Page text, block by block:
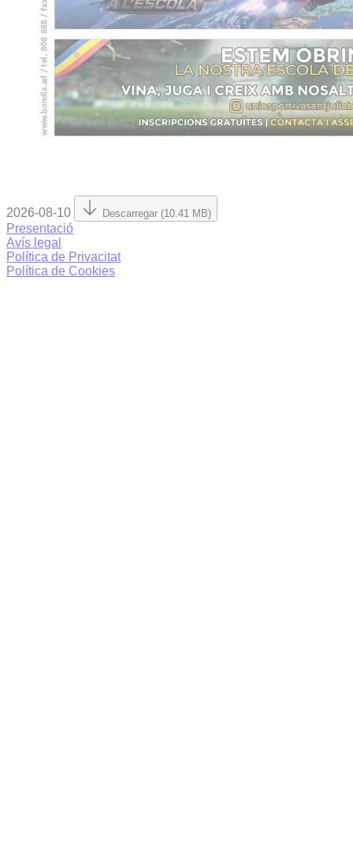
2026-08-10 Descarregar (10.41 MB)
Presentació
Avís legal
Política de Privacitat
Política de Cookies